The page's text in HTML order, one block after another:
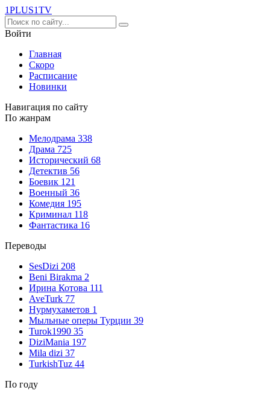
1PLUS1TV
Войти
Главная
Скоро
Расписание
Новинки
Навигация по сайту
По жанрам
Мелодрама 338
Драма 725
Исторический 68
Детектив 56
Боевик 121
Военный 36
Комедия 195
Криминал 118
Фантастика 16
Переводы
SesDizi 208
Beni Birakma 2
Ирина Котова 111
AveTurk 77
Нурмухаметов 1
Мыльные оперы Турции 39
Turok1990 35
DiziMania 197
Mila dizi 37
TurkishTuz 44
По году